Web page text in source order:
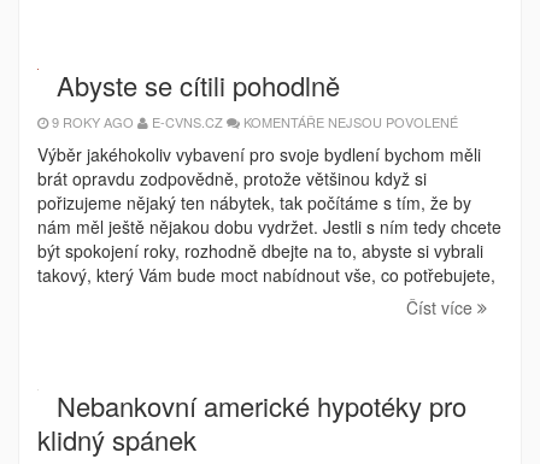
Abyste se cítili pohodlně
9 ROKY AGO E-CVNS.CZ KOMENTÁŘE NEJSOU POVOLENÉU
S
NÁZVEM
CÍTILI
POHODLNĚ
Výběr jakéhokoliv vybavení pro svoje bydlení bychom měli
brát opravdu zodpovědně, protože většinou když si
pořizujeme nějaký ten nábytek, tak počítáme s tím, že by
nám měl ještě nějakou dobu vydržet. Jestli s ním tedy chcete
být spokojení roky, rozhodně dbejte na to, abyste si vybrali
takový, který Vám bude moct nabídnout vše, co potřebujete,
Číst více
Nebankovní americké hypotéky pro
klidný spánek